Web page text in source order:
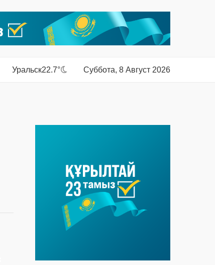
Уральск22.7° Суббота, 8 Август 2026